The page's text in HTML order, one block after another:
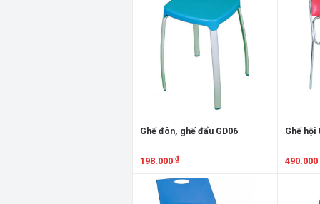
Ghế đôn, ghế đẩu GD06
198.000 ₫
Xem chi tiết
Ghế hội
490.000